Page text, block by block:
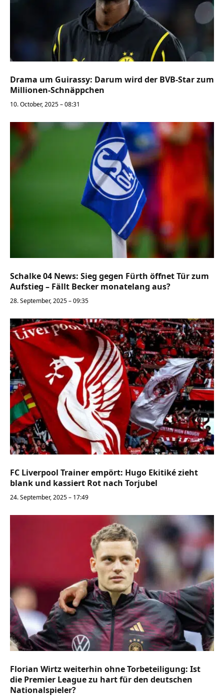
Drama um Guirassy: Darum wird der BVB-Star zum
Millionen-Schnäppchen
10. October, 2025 – 08:31
Schalke 04 News: Sieg gegen Fürth öffnet Tür zum
Aufstieg – Fällt Becker monatelang aus?
28. September, 2025 – 09:35
FC Liverpool Trainer empört: Hugo Ekitiké zieht
blank und kassiert Rot nach Torjubel
24. September, 2025 – 17:49
Florian Wirtz weiterhin ohne Torbeteiligung: Ist
die Premier League zu hart für den deutschen
Nationalspieler?